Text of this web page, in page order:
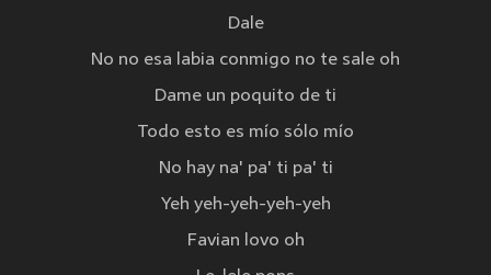
Dale
No no esa labia conmigo no te sale oh
Dame un poquito de ti
Todo esto es mío sólo mío
No hay na' pa' ti pa' ti
Yeh yeh-yeh-yeh-yeh
Favian lovo oh